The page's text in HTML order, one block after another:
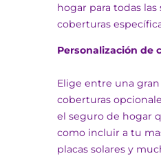
hogar para todas
coberturas
Personalización de
Elige entre una
coberturas
el seguro de hogar
como incluir a tu
placas solares y